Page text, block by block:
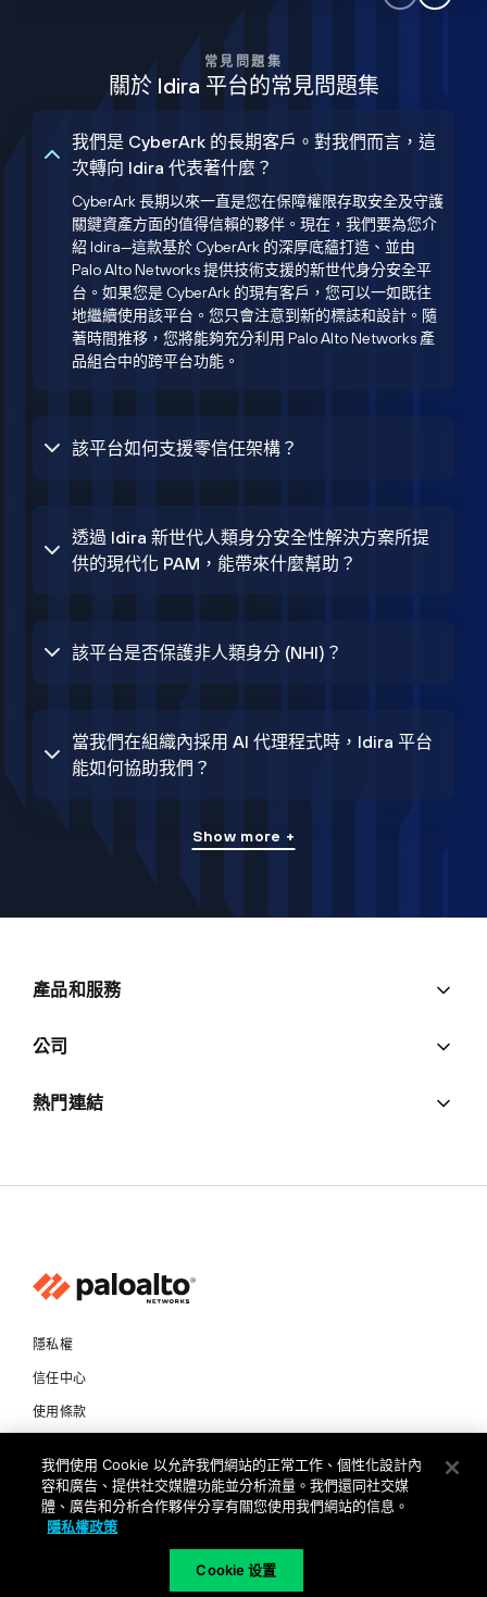
常見問題集
關於 Idira 平台的常見問題集
我們是 CyberArk 的長期客戶。對我們而言，這
次轉向 Idira 代表著什麼？
CyberArk 長期以來一直是您在保障權限存取安全及守護
關鍵資產方面的值得信賴的夥伴。現在，我們要為您介
紹 Idira—這款基於 CyberArk 的深厚底蘊打造、並由
Palo Alto Networks 提供技術支援的新世代身分安全平
台。如果您是 CyberArk 的現有客戶，您可以一如既往
地繼續使用該平台。您只會注意到新的標誌和設計。隨
著時間推移，您將能夠充分利用 Palo Alto Networks 產
品組合中的跨平台功能。
該平台如何支援零信任架構？
透過 Idira 新世代人類身分安全性解決方案所提
供的現代化 PAM，能帶來什麼幫助？
該平台是否保護非人類身分 (NHI)？
當我們在組織內採用 AI 代理程式時，Idira 平台
能如何協助我們？
Show more +
產品和服務
公司
熱門連結
隱私權
信任中心
使用條款
Copyright © 2026 Palo Alto Networks. All Rights Reserved
我們使用 Cookie 以允許我們網站的正常工作、個性化設計內
容和廣告、提供社交媒體功能並分析流量。我們還同社交媒
體、廣告和分析合作夥伴分享有關您使用我們網站的信息。
隱私權政策
Cookie 设置